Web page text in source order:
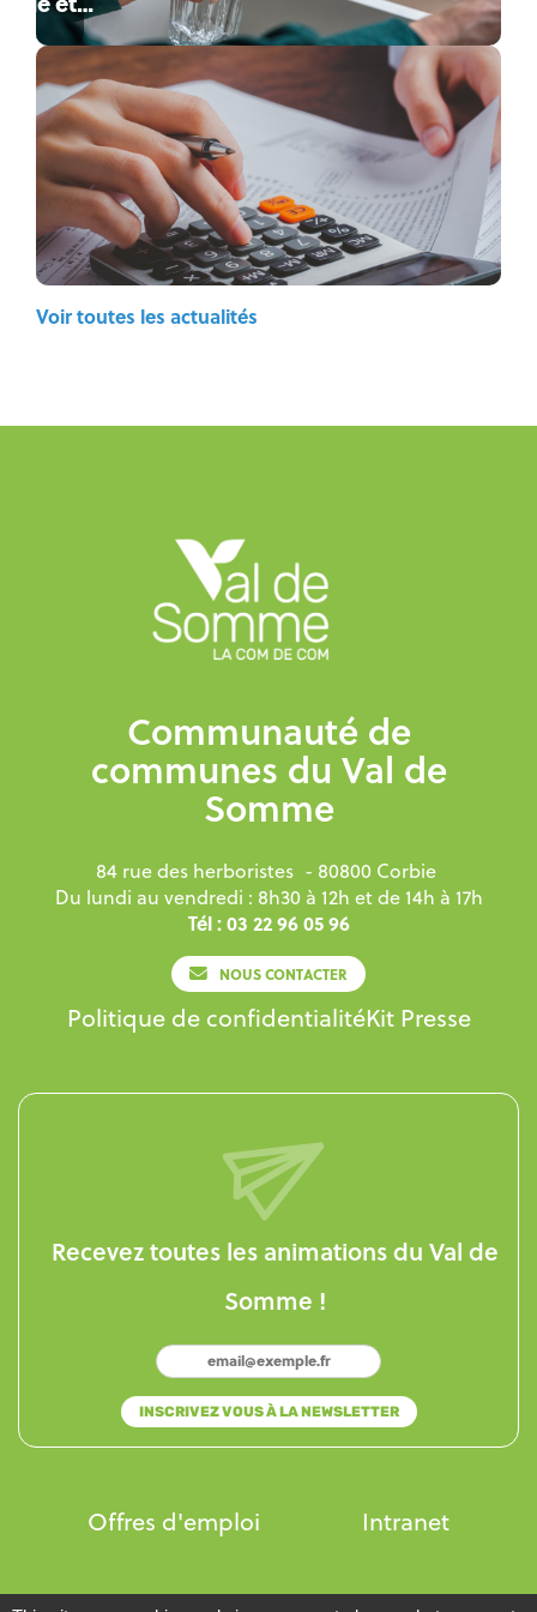
?
Voir toutes les actualités
Communauté de
communes du Val de
Somme
84 rue des herboristes - 80800 Corbie
Du lundi au vendredi : 8h30 à 12h et de 14h à 17h
Tél : 03 22 96 05 96
NOUS CONTACTER
Politique de confidentialitéKit Presse
Recevez toutes les animations du Val de
Somme !
Offres d'emploi Intranet